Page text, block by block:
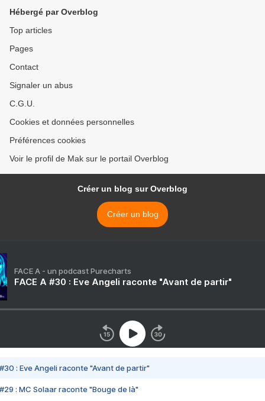
Hébergé par Overblog
Top articles
Pages
Contact
Signaler un abus
C.G.U.
Cookies et données personnelles
Préférences cookies
Voir le profil de Mak sur le portail Overblog
Créer un blog sur Overblog
Créer un blog
FACE A - un podcast Purecharts
FACE A #30 : Eve Angeli raconte "Avant de partir"
#30 : Eve Angeli raconte "Avant de partir"
#29 : MC Solaar raconte "Bouge de là"